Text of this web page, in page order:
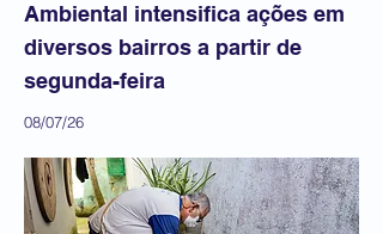
Ambiental intensifica ações em
diversos bairros a partir de
segunda-feira
08/07/26